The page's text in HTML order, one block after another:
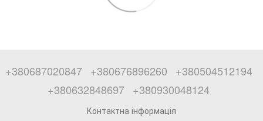
+380687020847 +380676896260
+380504512194
+380632848697 +380930048124
Контактна інформація